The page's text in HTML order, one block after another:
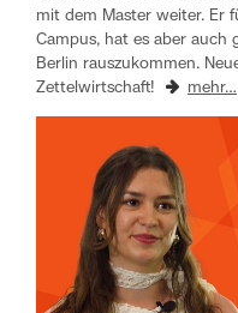
mit dem Master weiter. Er
Campus, hat es aber auch
Berlin rauszukommen.
Zettelwirtschaft!
mehr…